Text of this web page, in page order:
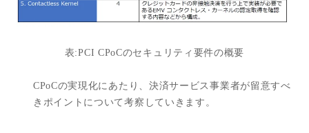
表:PCI CPoCのセキュリティ要件の概要
CPoCの実現化にあたり、決済サービス事業者が留意すべ
きポイントについて考察していきます。